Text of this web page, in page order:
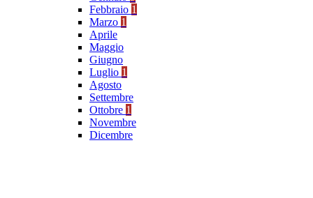
Febbraio 1
Marzo 1
Aprile
Maggio
Giugno
Luglio 1
Agosto
Settembre
Ottobre 1
Novembre
Dicembre